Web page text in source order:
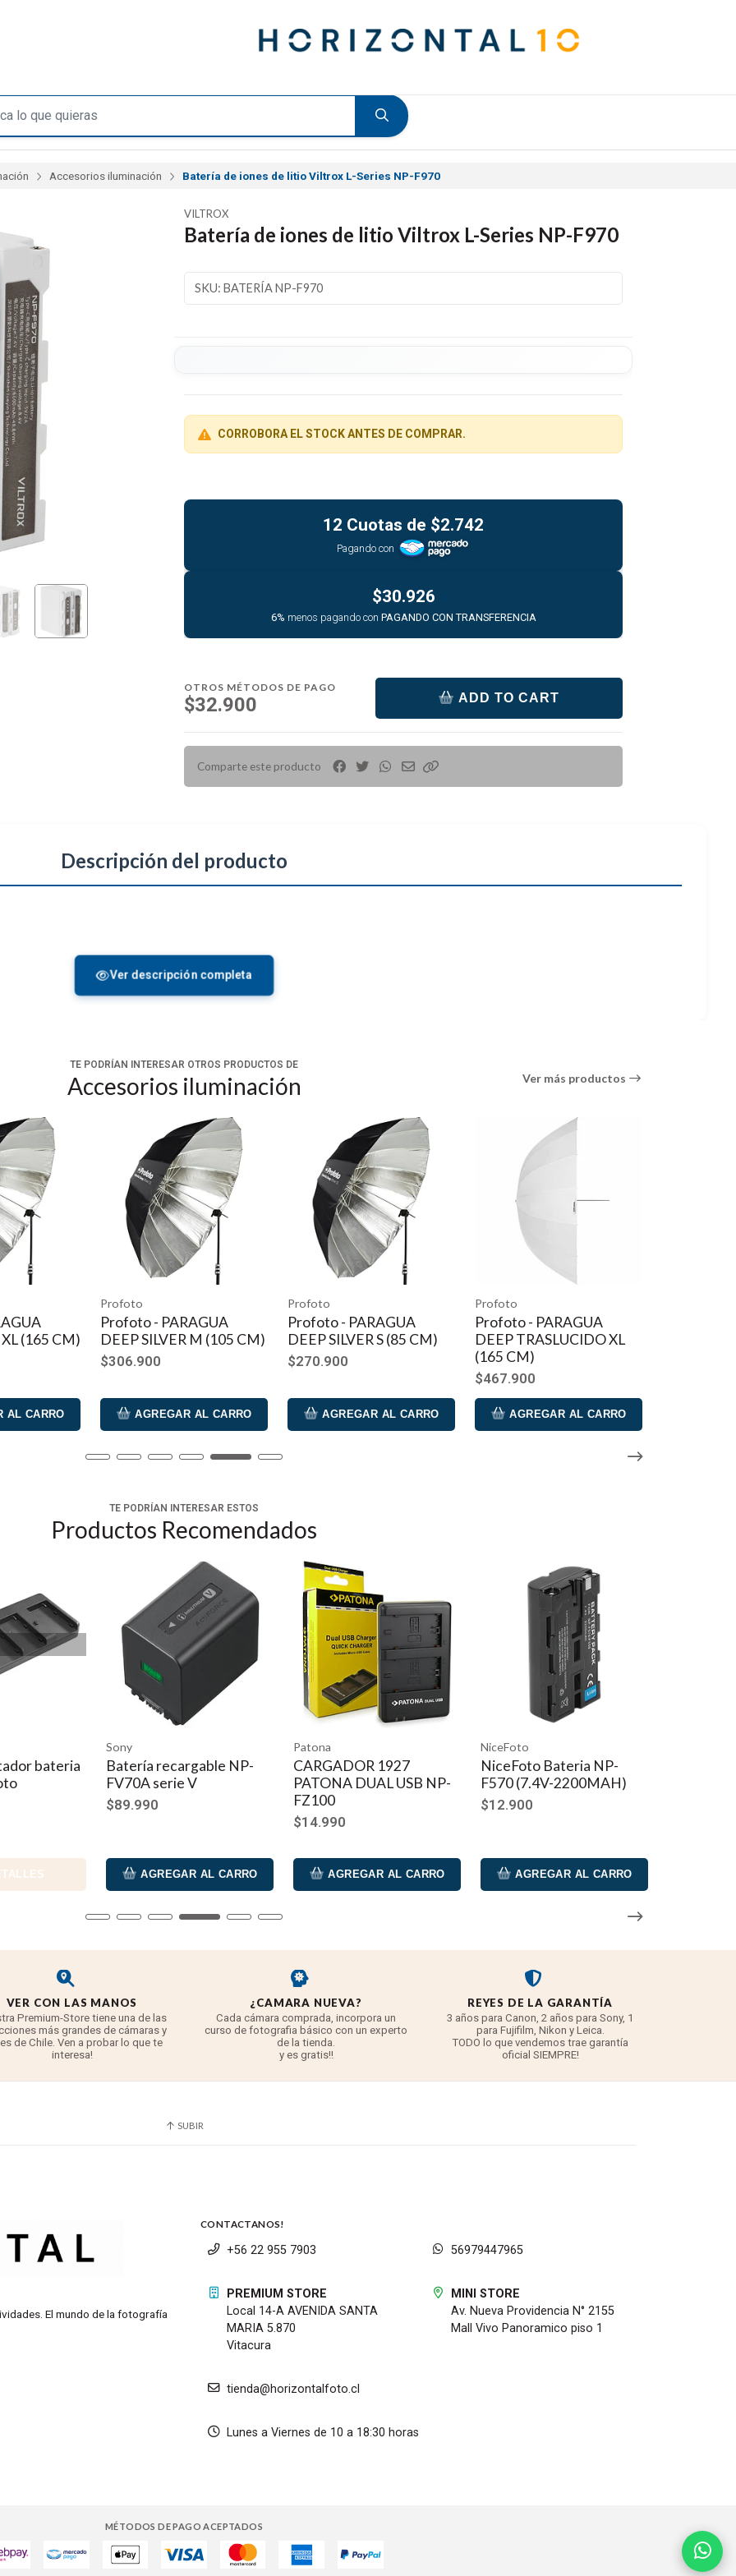
Accesorios iluminación Batería de iones de litio Viltrox L-Series NP-F970
VILTROX
Batería de iones de litio Viltrox L-Series NP-F970
SKU: BATERÍA NP-F970
CORROBORA EL STOCK ANTES DE COMPRAR.
12 Cuotas de $2.742
Pagando con
$30.926
6% menos pagando con PAGANDO CON TRANSFERENCIA
OTROS MÉTODOS DE PAGO
$32.900 ADD TO CART
Comparte este producto
Descripción del producto
de la serie L de Viltrox
de iones de litio de la serie L NP-F970 deViltrox. Esta batería de iones de litio NP-F970 de la serie L proporciona
cuando la batería se está cargando o llena.
Ver descripción completa
TE PODRÍAN INTERESAR OTROS PRODUCTOS DE
Accesorios iluminación Ver más productos
XL (165 CM)
AL CARRO
Profoto
Profoto - PARAGUA
DEEP SILVER M (105 CM)
$306.900
AGREGAR AL CARRO
Profoto
Profoto - PARAGUA
DEEP SILVER S (85 CM)
$270.900
AGREGAR AL CARRO
Profoto
Profoto - PARAGUA
DEEP TRASLUCIDO XL
(165 CM)
$467.900
AGREGAR AL CARRO
TE PODRÍAN INTERESAR ESTOS
Productos Recomendados
bateria
Sony
Batería recargable NP-
FV70A serie V
$89.990
AGREGAR AL CARRO
Patona
CARGADOR 1927
PATONA DUAL USB NP-
FZ100
$14.990
AGREGAR AL CARRO
NiceFoto
NiceFoto Bateria NP-
F570 (7.4V-2200MAH)
$12.900
AGREGAR AL CARRO
VER CON LAS MANOS
Premium-Store tiene una de las
más grandes de cámaras y
de Chile. Ven a probar lo que te
interesa!
¿CAMARA NUEVA?
Cada cámara comprada, incorpora un
curso de fotografia básico con un experto
de la tienda.
y es gratis!!
REYES DE LA GARANTÍA
3 años para Canon, 2 años para Sony, 1
para Fujifilm, Nikon y Leica.
TODO lo que vendemos trae garantía
oficial SIEMPRE!
SUBIR
El mundo de la fotografía
CONTACTANOS!
+56 22 955 7903 56979447965
PREMIUM STORE
Local 14-A AVENIDA SANTA
MARIA 5.870
Vitacura
MINI STORE
Av. Nueva Providencia N° 2155
Mall Vivo Panoramico piso 1
tienda@horizontalfoto.cl
Lunes a Viernes de 10 a 18:30 horas
MÉTODOS DE PAGO ACEPTADOS